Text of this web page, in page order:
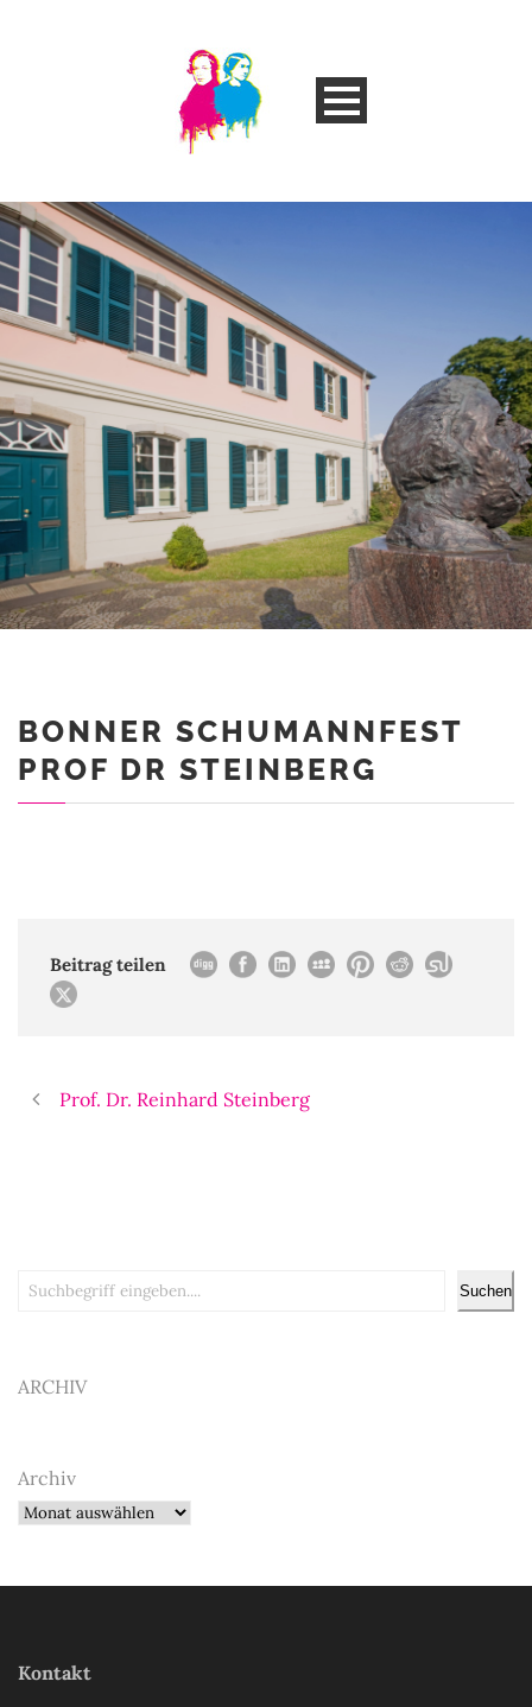
BONNER SCHUMANNFEST
PROF DR STEINBERG
Beitrag teilen
Prof. Dr. Reinhard Steinberg
Suchen Suchen
ARCHIV
Archiv
Kontakt